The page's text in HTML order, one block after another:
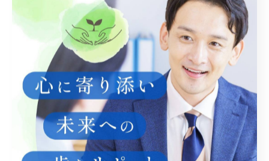
占いでわかる仕事の適性と強み
お金に関する悩みを占いサポート
占いで見る人間関係の相性
--------------------------------------------------------------------